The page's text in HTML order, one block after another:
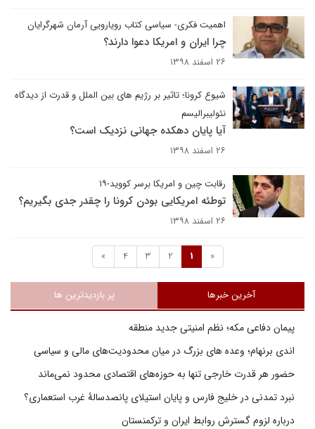
اهمیت فکری- سیاسی کتاب رویارویی آرمان شهرگرایان
چرا ایران و امریکا دعوا دارند؟
۲۶ اسفند ۱۳۹۸
شیوع کرونا؛ تاثیر بر رژیم های بین الملل و قدرت از دیدگاه
نئولیبرالیسم
آیا پایان دهکده جهانی نزدیک است؟
۲۶ اسفند ۱۳۹۸
رقابت چین و امریکا برسر کووید-۱۹
توطئه امریکایی بودن کرونا را چقدر جدی بگیریم؟
۲۶ اسفند ۱۳۹۸
«
1
2
3
4
»
آخرین خبرها پر بازدیدترین ها
پیمان دفاعی مکه؛ نظم امنیتی جدید منطقه
اندی برنهام؛ وعده های بزرگ در میان محدودیت‌های مالی و سیاسی
حضور هر قدرت خارجی تنها به حوزه‌های اقتصادی محدود نمی‌ماند
نبرد تمدنی در خلیج فارس و پایان استیلای پانصدسالۀ غرب استعماری؟
درباره لزوم گسترش روابط ایران و ترکمنستان